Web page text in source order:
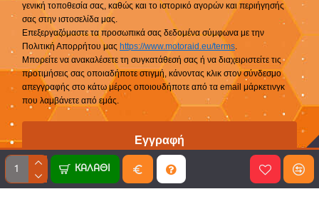
ΚΑΛΆΘΙ
γενική τοποθεσία σας, καθώς και το ιστορικό αγορών και περιήγησής
σας στην ιστοσελίδα μας.
Επεξεργαζόμαστε τα προσωπικά σας δεδομένα σύμφωνα με την
Πολιτική Απορρήτου μας https://www.motoraid.eu/terms.
Μπορείτε να ανακαλέσετε τη συγκατάθεσή σας ή να διαχειριστείτε τις
προτιμήσεις σας οποιαδήποτε στιγμή, κάνοντας κλικ στον σύνδεσμο
απεγγραφής στο κάτω μέρος οποιουδήποτε από τα email μάρκετινγκ
που λαμβάνετε από εμάς.
Εγγραφή